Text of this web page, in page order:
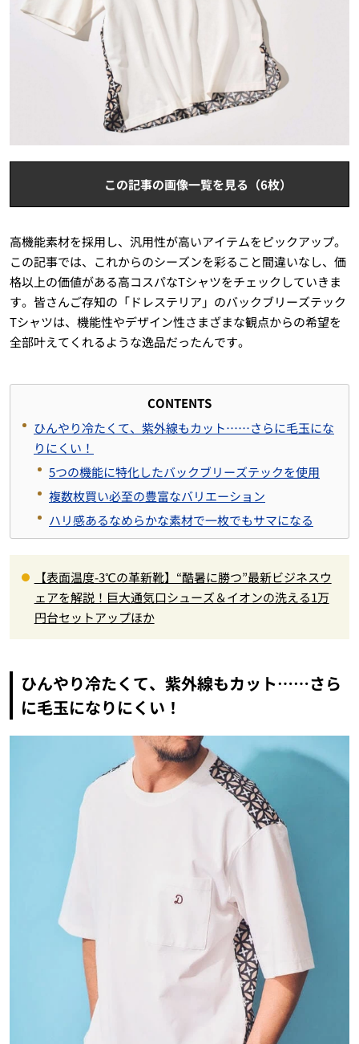
この記事の画像一覧を見る（6枚）
高機能素材を採用し、汎用性が高いアイテムをピックアップ。
この記事では、これからのシーズンを彩ること間違いなし、価
格以上の価値がある高コスパなTシャツをチェックしていきま
す。皆さんご存知の「ドレステリア」のバックブリーズテック
Tシャツは、機能性やデザイン性さまざまな観点からの希望を
全部叶えてくれるような逸品だったんです。
CONTENTS
ひんやり冷たくて、紫外線もカット……さらに毛玉にな
りにくい！
5つの機能に特化したバックブリーズテックを使用
複数枚買い必至の豊富なバリエーション
ハリ感あるなめらかな素材で一枚でもサマになる
【表面温度-3℃の革新靴】“酷暑に勝つ”最新ビジネスウ
ェアを解説！巨大通気口シューズ＆イオンの洗える1万
円台セットアップほか
ひんやり冷たくて、紫外線もカット……さら
に毛玉になりにくい！